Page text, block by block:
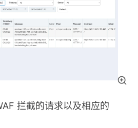
拦截的请求以及相应的